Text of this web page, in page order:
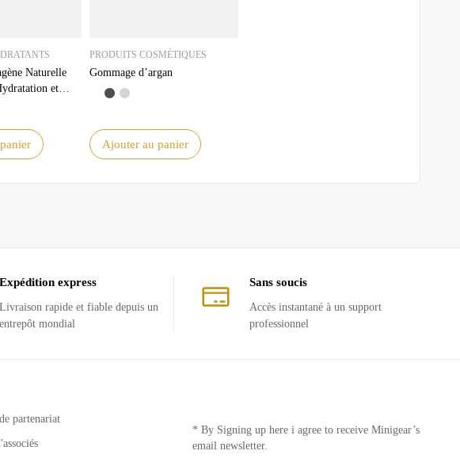
Naturelle
et
PRODUITS COSMÉTIQUES
Gommage d’argan
Ajouter au panier
Expédition express
Livraison rapide et fiable depuis un
entrepôt mondial
Sans soucis
Accès instantané à un support
professionnel
partenariat
* By Signing up here i agree to receive Minigear’s
email newsletter.